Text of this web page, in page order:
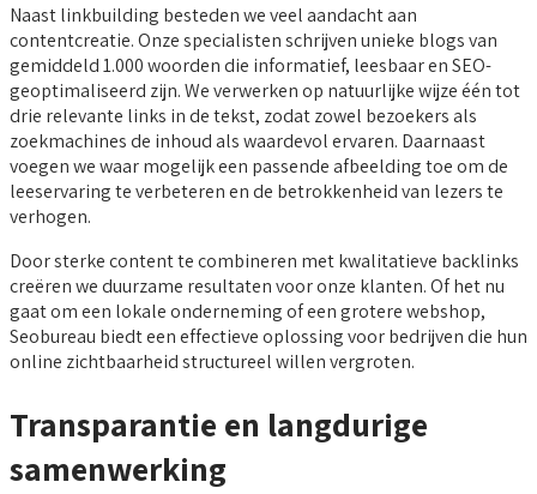
Naast linkbuilding besteden we veel aandacht aan
contentcreatie. Onze specialisten schrijven unieke blogs van
gemiddeld 1.000 woorden die informatief, leesbaar en SEO-
geoptimaliseerd zijn. We verwerken op natuurlijke wijze één tot
drie relevante links in de tekst, zodat zowel bezoekers als
zoekmachines de inhoud als waardevol ervaren. Daarnaast
voegen we waar mogelijk een passende afbeelding toe om de
leeservaring te verbeteren en de betrokkenheid van lezers te
verhogen.
Door sterke content te combineren met kwalitatieve backlinks
creëren we duurzame resultaten voor onze klanten. Of het nu
gaat om een lokale onderneming of een grotere webshop,
Seobureau biedt een effectieve oplossing voor bedrijven die hun
online zichtbaarheid structureel willen vergroten.
Transparantie en langdurige
samenwerking